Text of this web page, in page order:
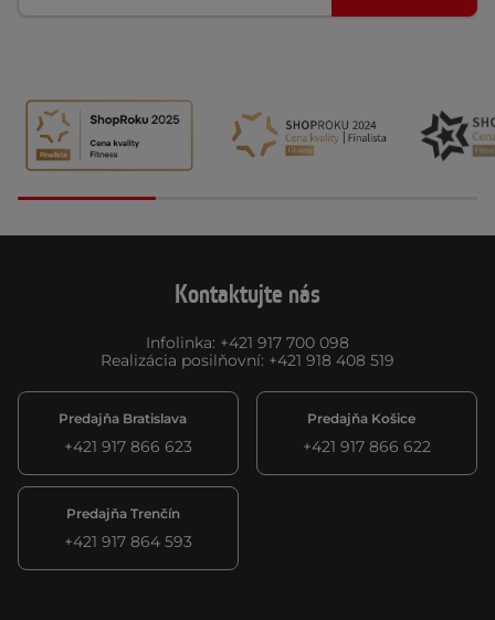
Kontaktujte nás
Infolinka: +421 917 700 098
Realizácia posilňovní: +421 918 408 519
Predajňa Bratislava
+421 917 866 623
Predajňa Košice
+421 917 866 622
Predajňa Trenčín
+421 917 864 593